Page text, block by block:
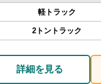
軽トラック
2トントラック
詳細を見る